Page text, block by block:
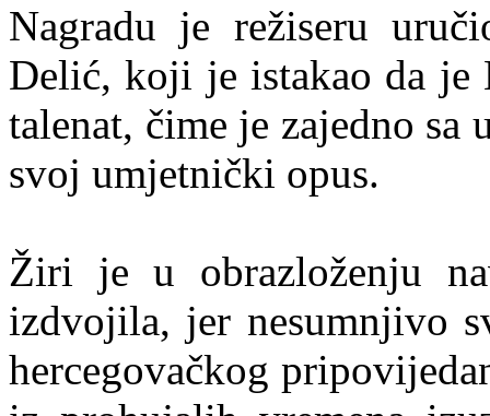
Nagradu je režiseru
Delić, koji je istakao da je
talenat, čime je zajedno sa
svoj umjetnički opus.
Žiri je u obrazloženju
izdvojila, jer nesumnjivo
hercegovačkog